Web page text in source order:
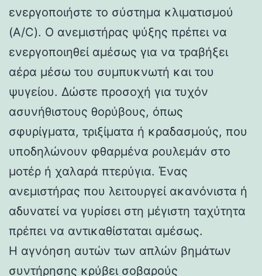
ενεργοποιήστε το σύστημα κλιματισμού
(A/C). Ο ανεμιστήρας ψύξης πρέπει να
ενεργοποιηθεί αμέσως για να τραβήξει
αέρα μέσω του συμπυκνωτή και του
ψυγείου. Δώστε προσοχή για τυχόν
ασυνήθιστους θορύβους, όπως
σφυρίγματα, τριξίματα ή κραδασμούς, που
υποδηλώνουν φθαρμένα ρουλεμάν στο
μοτέρ ή χαλαρά πτερύγια. Ένας
ανεμιστήρας που λειτουργεί ακανόνιστα ή
αδυνατεί να γυρίσει στη μέγιστη ταχύτητα
πρέπει να αντικαθίσταται αμέσως.
Η αγνόηση αυτών των απλών βημάτων
συντήρησης κρύβει σοβαρούς